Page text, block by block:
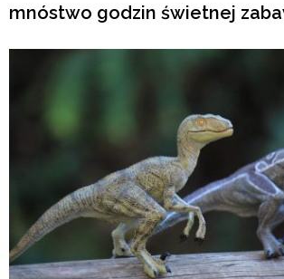
mnóstwo godzin świetnej